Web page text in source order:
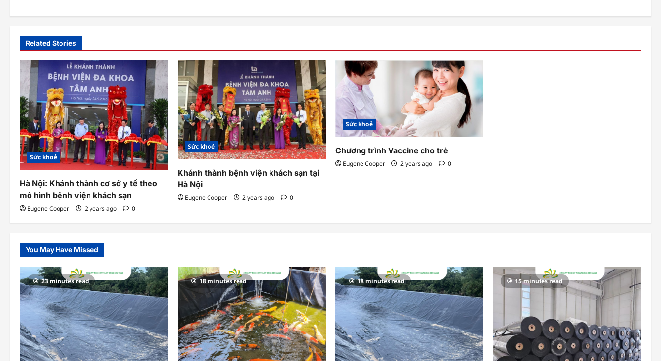
n
a
v
i
g
a
t
i
o
n
Related Stories
Sức khoẻ
Hà Nội: Khánh thành cơ sở y tế theo
mô hình bệnh viện khách sạn
Eugene Cooper 2 years ago 0
Sức khoẻ
Khánh thành bệnh viện khách sạn tại
Hà Nội
Eugene Cooper 2 years ago 0
Sức khoẻ
Chương trình Vaccine cho trẻ
Eugene Cooper 2 years ago 0
You May Have Missed
23 minutes read 18 minutes read 18 minutes read 15 minutes read